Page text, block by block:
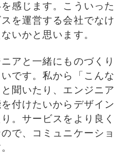
感じます。こういった
を運営する会社でなけ
いかと思います。
アと一緒にものづくり
です。私から「こんな
聞いたり、エンジニア
付けたいからデザイン
。サービスをより良く
で、コミュニケーショ